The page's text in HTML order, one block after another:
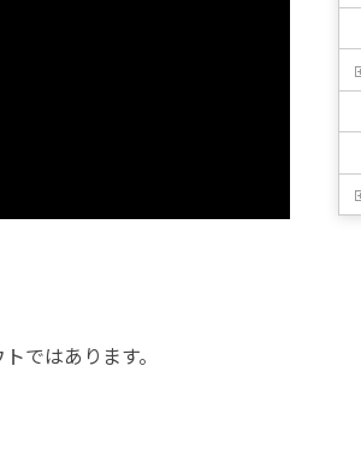
ではあります。